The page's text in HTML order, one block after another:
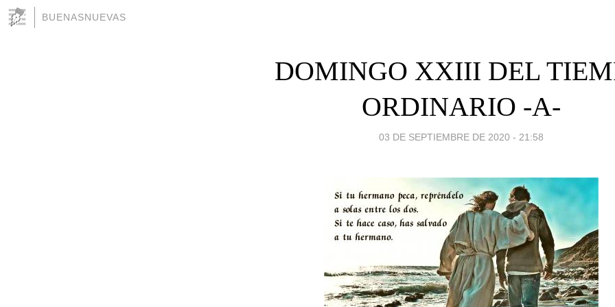
BUENASNUEVAS
DOMINGO XXIII DEL
ORDINARIO -A-
03 DE SEPTIEMBRE DE 2020 - 21:58